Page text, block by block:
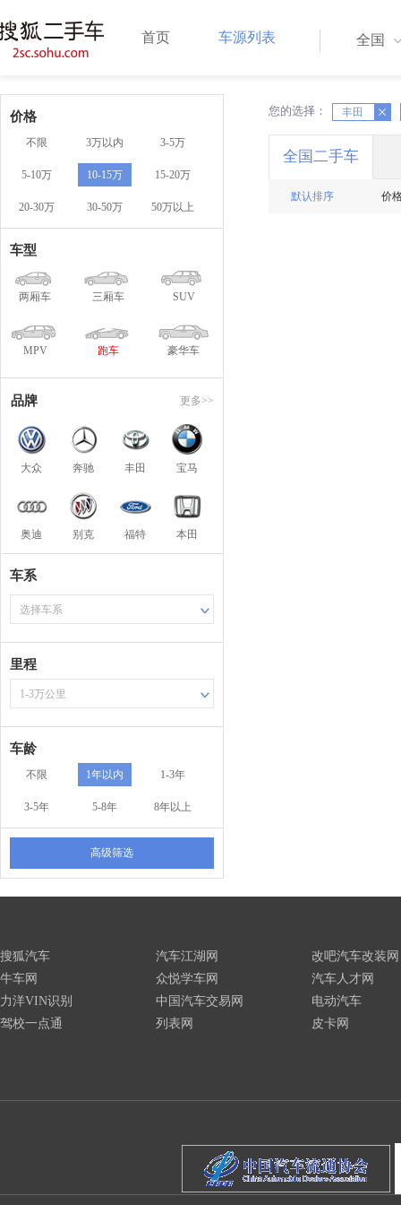
首页 车源列表 全国
价格
不限 3万以内 3-5万
5-10万 10-15万 15-20万
20-30万 30-50万 50万以上
车型
两厢车 三厢车 SUV
MPV 跑车 豪华车
品牌 更多>>
大众 奔驰 丰田 宝马
奥迪 别克 福特 本田
车系
选择车系
里程
1-3万公里
车龄
不限 1年以内 1-3年
3-5年 5-8年 8年以上
高级筛选
您的选择： 丰田
X X
全国二手车
默认排序 价
搜狐汽车
牛车网
力洋VIN识别
驾校一点通
汽车江湖网
众悦学车网
中国汽车交易网
列表网
改吧汽车改装网
汽车人才网
电动汽车
皮卡网